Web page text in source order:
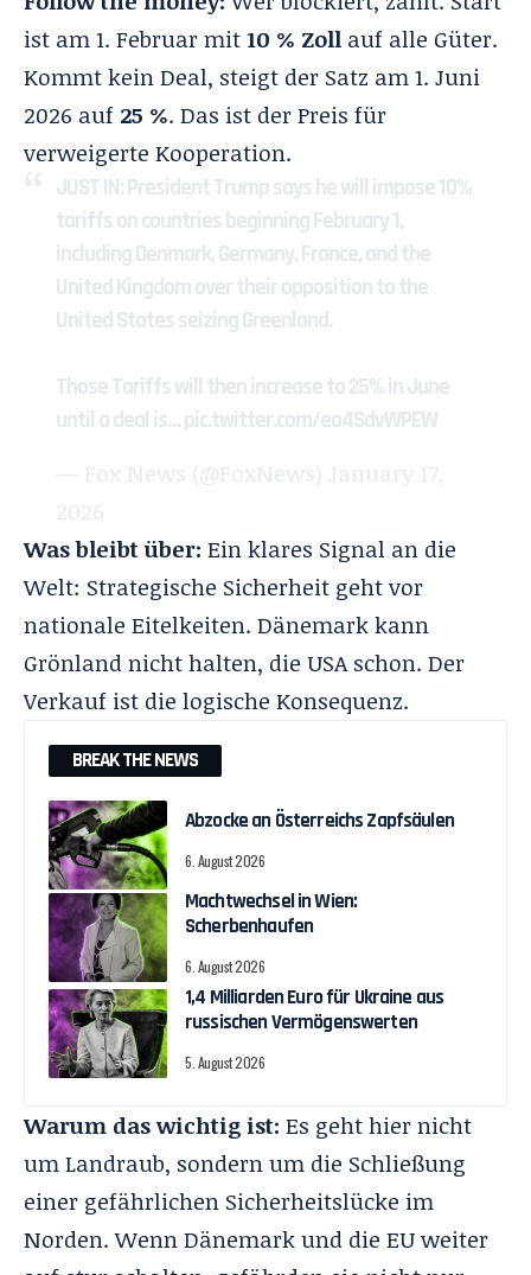
ist am 1. Februar mit10 % Zoll auf alle Güter.
Kommt kein Deal, steigt der Satz am 1. Juni
2026 auf 25 %. Das ist der Preis für
verweigerte Kooperation.
JUST IN: President Trump says he will impose 10%
tariffs on countries beginning February 1,
including Denmark, Germany, France, and the
United Kingdom over their opposition to the
United States seizing Greenland.
Those Tariffs will then increase to 25% in June
until a deal is…pic.twitter.com/eo4SdvWPEW
— Fox News (@FoxNews) January 17,
2026
Was bleibt über: Ein klares Signal an die
Welt: Strategische Sicherheit geht vor
nationale Eitelkeiten. Dänemark kann
Grönland nicht halten, die USA schon. Der
Verkauf ist die logische Konsequenz.
BREAK THE NEWS
Abzocke an Österreichs Zapfsäulen
6. August 2026
Machtwechsel in Wien:
Scherbenhaufen
6. August 2026
1,4 Milliarden Euro für Ukraine aus
russischen Vermögenswerten
5. August 2026
Warum das wichtig ist: Es geht hier nicht
um Landraub, sondern um die Schließung
einer gefährlichen Sicherheitslücke im
Norden. Wenn Dänemark und die EU weiter